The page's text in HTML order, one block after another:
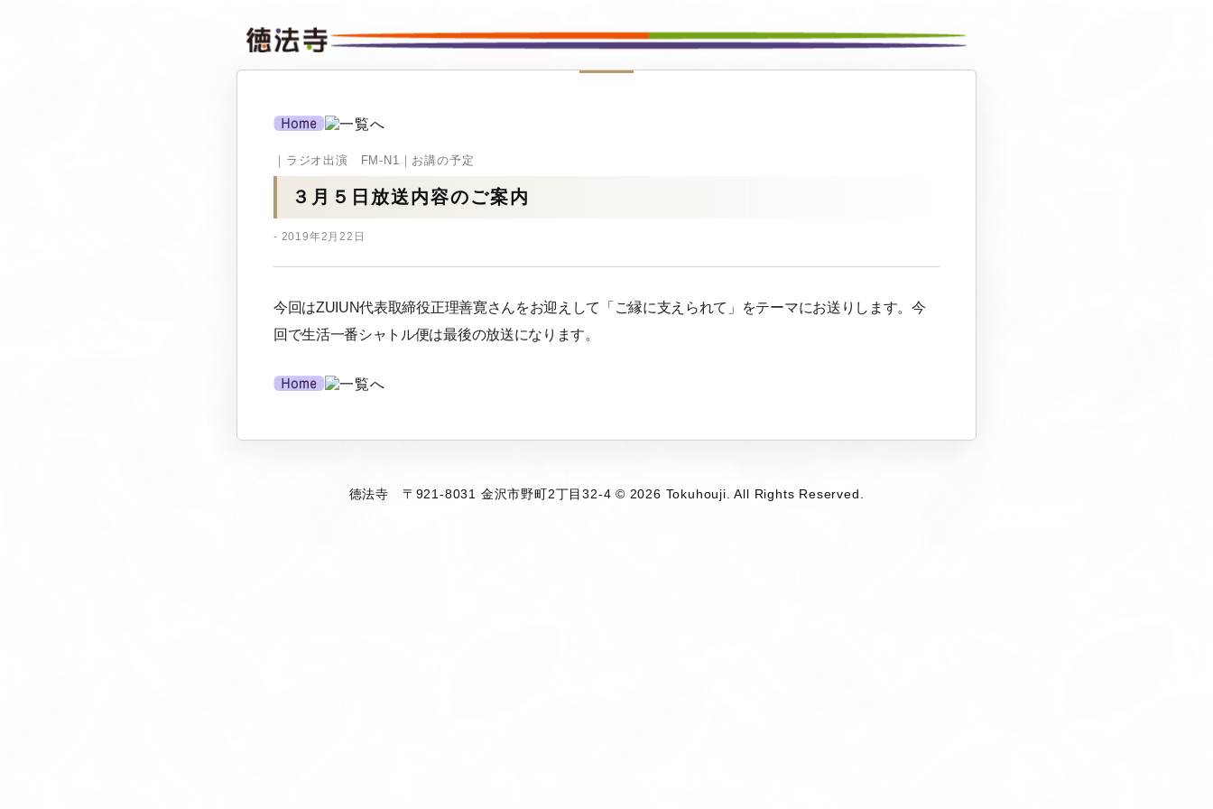
｜ラジオ出演 FM-N1｜お講の予定
３月５日放送内容のご案内
- 2019年2月22日
今回はZUIUN代表取締役正理善寛さんをお迎えして「ご縁に支えられて」をテーマにお送りします。今
回で生活一番シャトル便は最後の放送になります。
徳法寺 〒921-8031 金沢市野町2丁目32-4 © 2026 Tokuhouji. All Rights Reserved.